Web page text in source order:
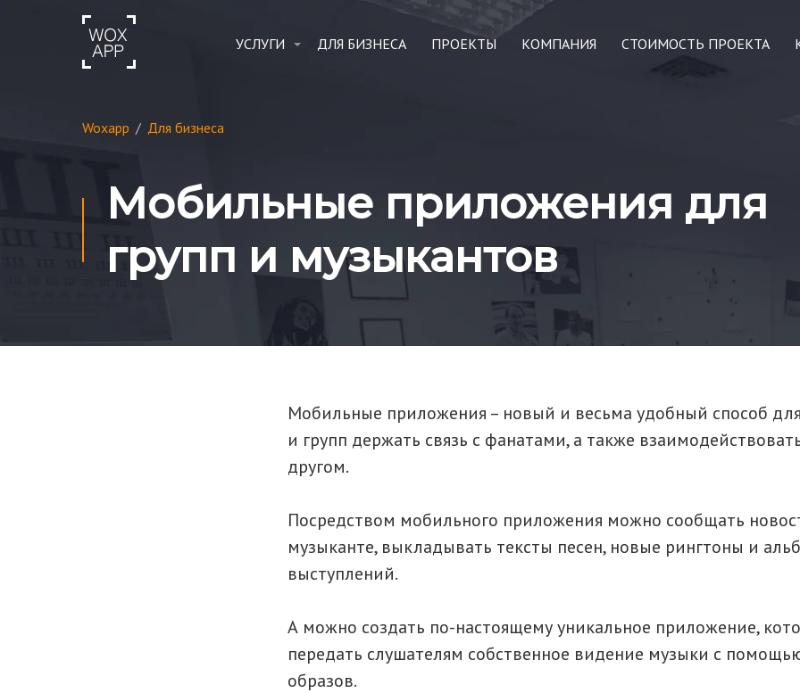
УСЛУГИ ДЛЯ БИЗНЕСА ПРОЕКТЫ КОМПАНИЯ СТОИМОСТЬ ПРОЕКТА
Woxapp / Для бизнеса
Мобильные приложения для
групп и музыкантов
Мобильные приложения – новый и весьма удобный способ
и групп держать связь с фанатами, а также
другом.
Посредством мобильного приложения можно сообщать
музыканте, выкладывать тексты песен, новые рингтоны и
выступлений.
А можно создать по-настоящему уникальное приложение,
передать слушателям собственное видение музыки с
образов.